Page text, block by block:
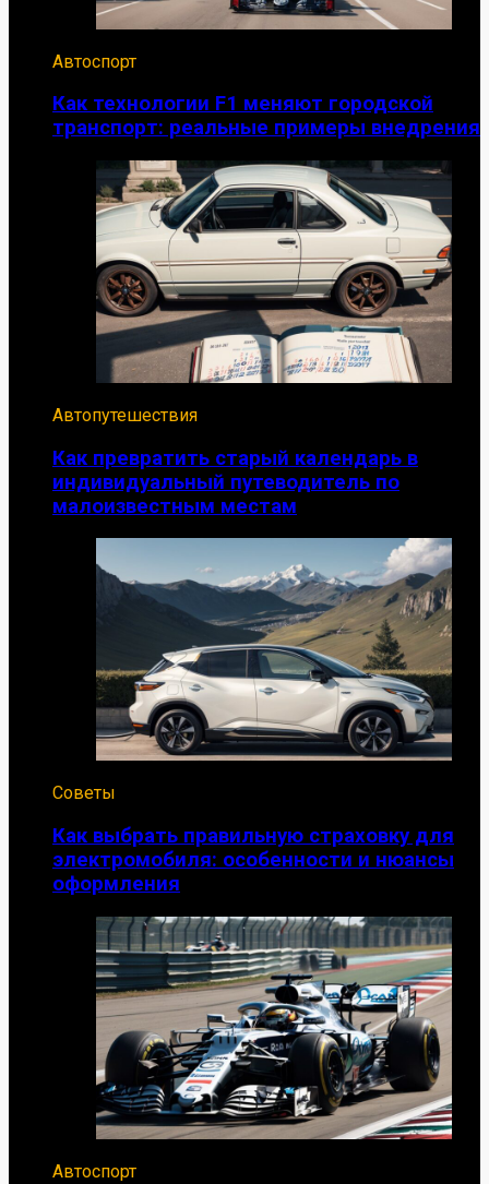
Автоспорт
Как технологии F1 меняют городской
транспорт: реальные примеры внедрения
Автопутешествия
Как превратить старый календарь в
индивидуальный путеводитель по
малоизвестным местам
Советы
Как выбрать правильную страховку для
электромобиля: особенности и нюансы
оформления
Автоспорт